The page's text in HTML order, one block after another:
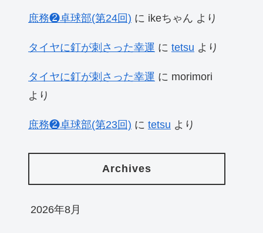
庶務❷卓球部(第24回) に ikeちゃん より
タイヤに釘が刺さった幸運 に tetsu より
タイヤに釘が刺さった幸運 に morimori
より
庶務❷卓球部(第23回) に tetsu より
Archives
2026年8月